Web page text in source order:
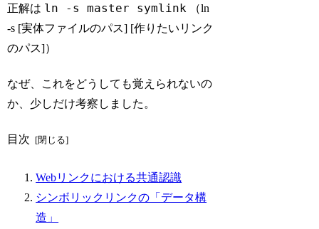
正解は ln -s master symlink （ln
-s [実体ファイルのパス] [作りたいリンク
のパス]）
なぜ、これをどうしても覚えられないの
か、少しだけ考察しました。
目次
Webリンクにおける共通認識
シンボリックリンクの「データ構
造」